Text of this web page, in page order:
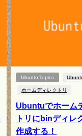
Ubuntu Topics
ホームディレクトリ
Ubuntuでホーム
トリにbinディレ
作成する！